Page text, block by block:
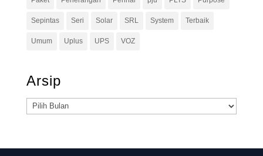
Sepintas Seri Solar SRL System Terbaik
Umum Uplus UPS VOZ
Arsip
Arsip